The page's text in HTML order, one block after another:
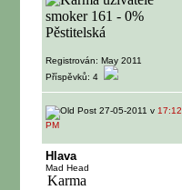
Registrován: May 2011
Příspěvků: 4
27-05-2011 v 17:12
PM
Hlava
Mad Head